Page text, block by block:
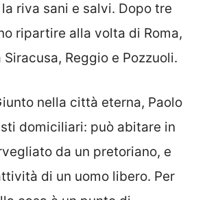
riva sani e salvi. Dopo tre
ripartire alla volta di Roma,
Reggio e Pozzuoli.
nella città eterna, Paolo
domiciliari: può abitare in
da un pretoriano, e
di un uomo libero. Per